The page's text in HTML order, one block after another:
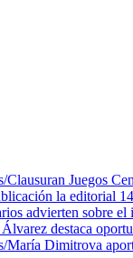
Juegos
la editorial
advierten sobre el
destaca
María Dimitrova